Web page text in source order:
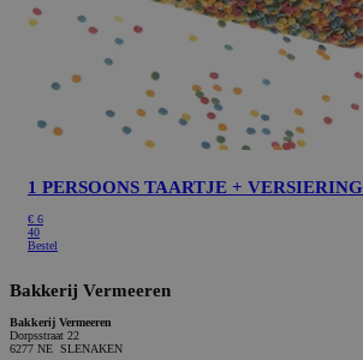
1 PERSOONS TAARTJE + VERSIERING
€ 6
40
Bestel
Bakkerij Vermeeren
Bakkerij Vermeeren
Dorpsstraat 22
6277 NE SLENAKEN